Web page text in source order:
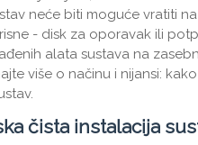
neće biti moguće vratiti
- disk za oporavak ili
alata sustava na
više o načinu i nijansi:
čista instalacija